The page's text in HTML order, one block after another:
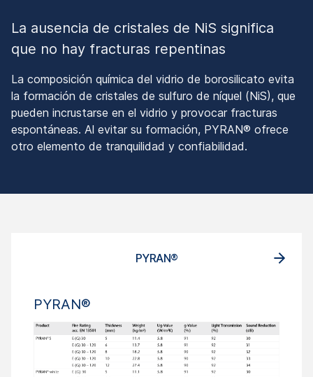
La ausencia de cristales de NiS significa
que no hay fracturas repentinas
La composición química del vidrio de borosilicato evita
la formación de cristales de sulfuro de níquel (NiS), que
pueden incrustarse en el vidrio y provocar fracturas
espontáneas. Al evitar su formación, PYRAN® ofrece
otro elemento de tranquilidad y confiabilidad.
PYRAN®
PYRAN®